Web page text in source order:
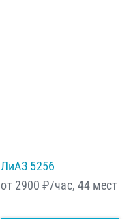
ЛиАЗ 5256
от 2900 ₽/час, 44 мест